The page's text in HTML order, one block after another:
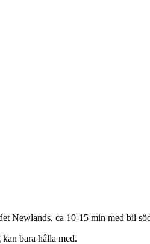
Newlands, ca 10-15 min med bil
bara hålla med.